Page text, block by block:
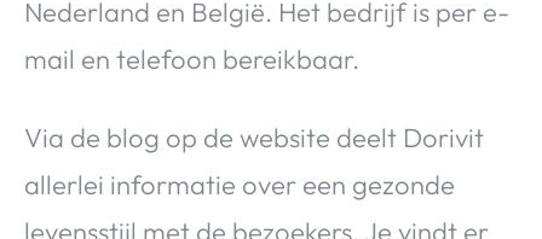
Nederland en België. Het bedrijf is per e-
mail en telefoon bereikbaar.
Via de blog op de website deelt Dorivit
allerlei informatie over een gezonde
levensstijl met de bezoekers. Je vindt er